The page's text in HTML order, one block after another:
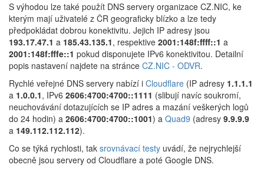
S výhodou lze také použít DNS servery organizace CZ.NIC, ke
kterým mají uživatelé z ČR geograficky blízko a lze tedy
předpokládat dobrou konektivitu. Jejich IP adresy jsou
193.17.47.1 a 185.43.135.1, respektive 2001:148f:ffff::1 a
2001:148f:fffe::1 pokud disponujete IPv6 konektivitou. Detailní
popis nastavení najdete na stránce CZ.NIC - ODVR.
Rychlé veřejné DNS servery nabízí i Cloudflare (IP adresy 1.1.1.1
a 1.0.0.1, IPv6 2606:4700:4700::1111 (slibují navíc soukromí,
neuchovávání dotazujících se IP adres a mazání veškerých logů
do 24 hodin) a 2606:4700:4700::1001) a Quad9 (adresy 9.9.9.9
a 149.112.112.112).
Co se týká rychlosti, tak srovnávací testy uvádí, že nejrychlejší
obecně jsou servery od Cloudflare a poté Google DNS.